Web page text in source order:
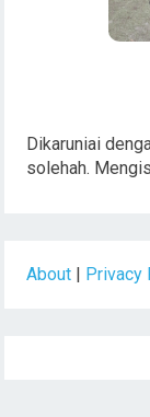
Dikaruniai
solehah.
About Privacy